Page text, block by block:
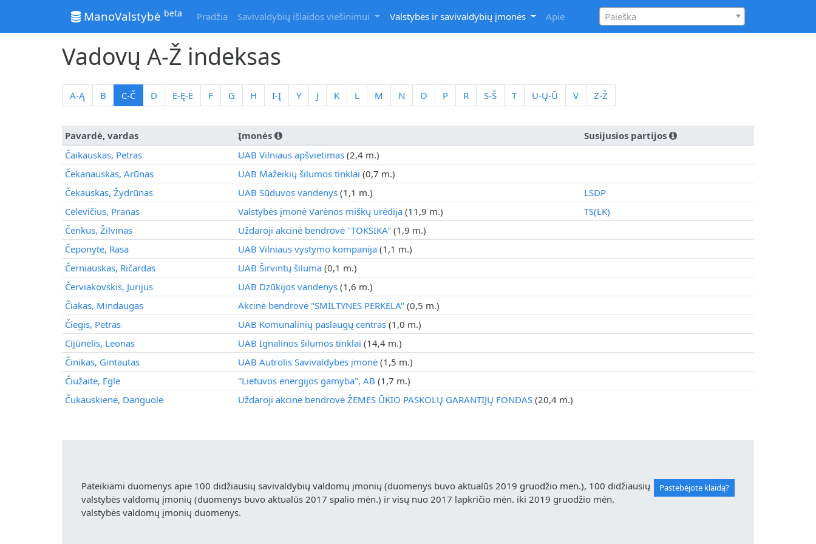
ManoValstybė beta Pradžia Savivaldybių išlaidos viešinimui Valstybės ir savivaldybių įmonės Apie Paieška
Vadovų A-Ž indeksas
A-Ą B C-Č D E-Ę-Ė F G H I-Į Y J K L M N O P R S-Š T U-Ų-Ū V Z-Ž
Pavardė, vardas Įmonės
Susijusios partijos
Čaikauskas, Petras
UAB Vilniaus apšvietimas(2,4 m.)
Čekanauskas, Arūnas
UAB Mažeikių šilumos tinklai (0,7 m.)
Čekauskas, Žydrūnas
UAB Sūduvos vandenys(1,1 m.)
LSDP
Celevičius, Pranas
Valstybės įmonė Varėnos miškų urėdija(11,9 m.)
TS(LK)
Čenkus, Žilvinas
Uždaroji akcinė bendrovė "TOKSIKA" (1,9 m.)
Čeponytė, Rasa
UAB Vilniaus vystymo kompanija(1,1 m.)
Černiauskas, Ričardas
UAB Širvintų šiluma(0,1 m.)
Červiakovskis, Jurijus
UAB Dzūkijos vandenys(1,6 m.)
Čiakas, Mindaugas
Akcinė bendrovė "SMILTYNĖS PERKĖLA" (0,5 m.)
Čiegis, Petras
UAB Komunalinių paslaugų centras(1,0 m.)
Cijūnėlis, Leonas
UAB Ignalinos šilumos tinklai (14,4 m.)
Činikas, Gintautas
UAB Autrolis Savivaldybės įmonė(1,5 m.)
Čiužaitė, Eglė
"Lietuvos energijos gamyba", AB (1,7 m.)
Čukauskienė, Danguolė
Uždaroji akcinė bendrovė ŽEMĖS ŪKIO PASKOLŲ GARANTIJŲ FONDAS(20,4 m.)
Pastebėjote klaidą?
Pateikiami duomenys apie 100 didžiausių savivaldybių valdomų įmonių (duomenys buvo aktualūs 2019 gruodžio mėn.), 100 didžiausių
valstybės valdomų įmonių (duomenys buvo aktualūs 2017 spalio mėn.) ir visų nuo 2017 lapkričio mėn. iki 2019 gruodžio mėn.
valstybės valdomų įmonių duomenys.